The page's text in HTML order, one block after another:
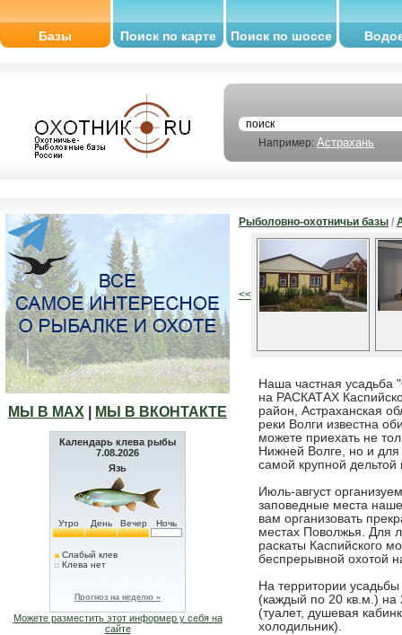
Базы Поиск по карте Поиск по шоссе
Например: Астрахань
МЫ В МАХ МЫ В ВКОНТАКТЕ
Календарь клева рыбы
7.08.2026
Язь
Утро День Вечер Ночь
Слабый клев
Клева нет
Прогноз на неделю »
Можете разместить этот информер у себя на
сайте
Рыболовно-охотничьи базы /
<<
Наша частная усадьба
на РАСКАТАХ
район, Астраханская
реки Волги известна
можете приехать не
Нижней Волге, но и для
самой крупной дельтой
Июль-август
заповедные места
вам организовать
местах Поволжья. Для
раскаты Каспийского
беспрерывной охотой
На территории
(каждый по 20 кв.м.) на
(туалет, душевая
холодильник).